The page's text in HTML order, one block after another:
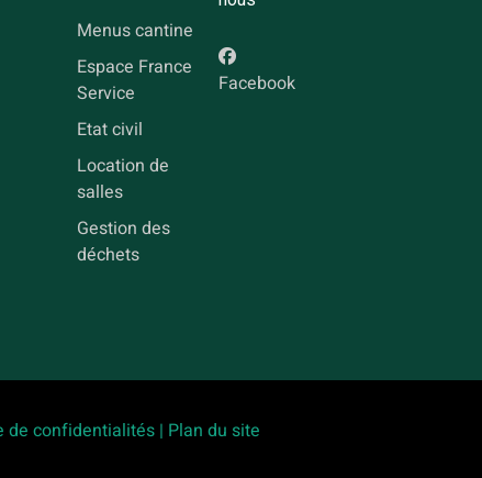
Menus cantine
Espace France
Service
Etat civil
Location de
salles
Gestion des
déchets
Facebook
de confidentialités | Plan du site